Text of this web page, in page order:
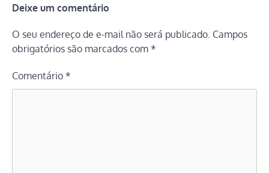
Deixe um comentário
O seu endereço de e-mail não será publicado. Campos
obrigatórios são marcados com *
Comentário *